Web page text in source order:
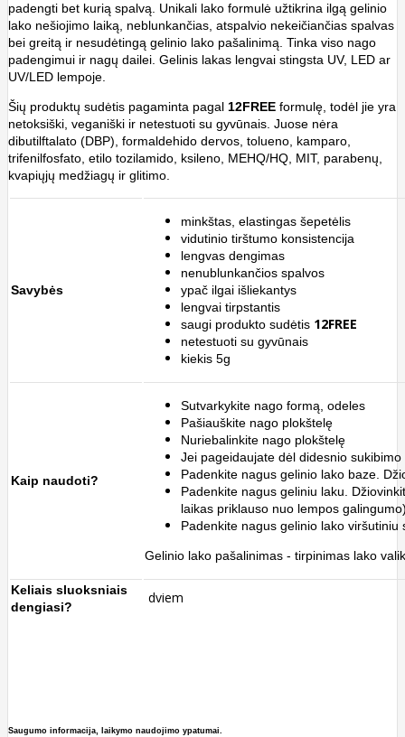
padengti bet kurią spalvą. Unikali lako formulė užtikrina ilgą gelinio
lako nešiojimo laiką, neblunkančias, atspalvio nekeičiančias spalvas
bei greitą ir nesudėtingą gelinio lako pašalinimą. Tinka viso nago
padengimui ir nagų dailei. Gelinis lakas lengvai stingsta UV, LED ar
UV/LED lempoje.
Šių produktų sudėtis pagaminta pagal 12FREE formulę, todėl jie yra
netoksiški, veganiški ir netestuoti su gyvūnais. Juose nėra
dibutilftalato (DBP), formaldehido dervos, tolueno, kamparo,
trifenilfosfato, etilo tozilamido, ksileno, MEHQ/HQ, MIT, parabenų,
kvapiųjų medžiagų ir glitimo.
Savybės
minkštas, elastingas šepetėlis
vidutinio tirštumo konsistencija
lengvas dengimas
nenublunkančios spalvos
ypač ilgai išliekantys
lengvai tirpstantis
saugi produkto sudėtis 12FREE
netestuoti su gyvūnais
kiekis 5g
Kaip naudoti?
Sutvarkykite nago formą, odeles
Pašiauškite nago plokštelę
Nuriebalinkite nago plokštelę
Jei pageidaujate dėl didesnio
Padenkite nagus gelinio lako baze.
Padenkite nagus geliniu laku.
laikas priklauso nuo lempos
Padenkite nagus gelinio lako
Gelinio lako pašalinimas - tirpinimas lako
Keliais sluoksniais
dengiasi?
dviem
Saugumo informacija, laikymo naudojimo ypatumai.